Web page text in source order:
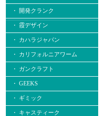
・ 開発クランク
・ 霞デザイン
・ カハラジャパン
・ カリフォルニアワーム
・ ガンクラフト
・ GEEKS
・ ギミック
・ キャスティーク